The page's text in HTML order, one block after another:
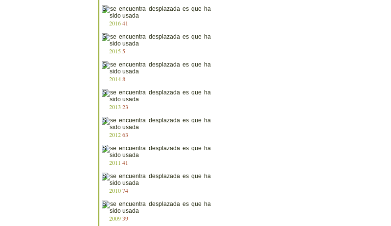
201641
2015 5
20148
2013 23
201263
2011 41
201074
200939